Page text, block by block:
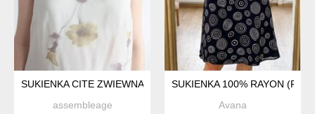
SUKIENKA CITE ZWIEWNA
assembleage
SUKIENKA 100% RAYON (F, A,
Avana